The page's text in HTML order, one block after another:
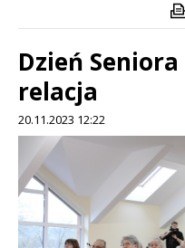
Dzień
relacja
20.11.2023 12:22